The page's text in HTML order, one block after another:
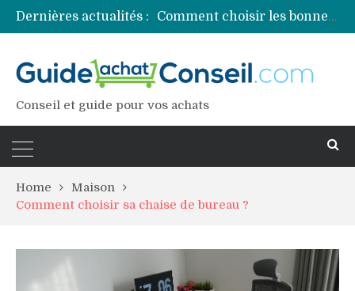
Dernières actualités :
Comment choisir les bonnes couleurs pour un projet tie and dye ?
Comment préparer sa piscine pour une période prolongée d’inutilisation ?
Conseil et guide pour vos achats
Home
Maison
Comment choisir sa chaise de bureau ?